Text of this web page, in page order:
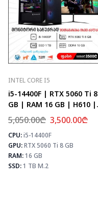
MAX FPS
CS2
226
PUBG
133
Fortnite
157
INTEL CORE I5
i5-14400F | RTX 5060 Ti 8
GB | RAM 16 GB | H610 |
SSD 1 TB M.2
5,050.00₾ 3,500.00₾
CPU:i5-14400F
GPU:RTX 5060 Ti 8 GB
RAM:16 GB
SSD:1 TB M.2